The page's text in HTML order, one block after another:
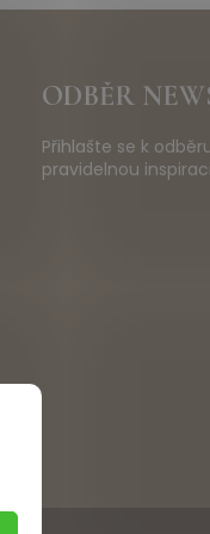
ODBĚR
Přihlašte se k
pravidelnou